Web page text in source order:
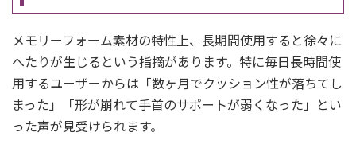
メモリーフォーム素材の特性上、長期間使用すると徐々に
へたりが生じるという指摘があります。特に毎日長時間使
用するユーザーからは「数ヶ月でクッション性が落ちてし
まった」「形が崩れて手首のサポートが弱くなった」とい
った声が見受けられます。